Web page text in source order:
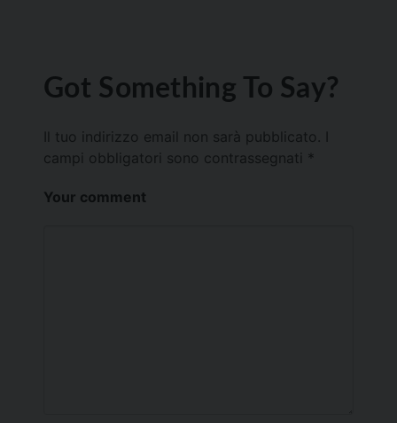
Got Something To Say?
Il tuo indirizzo email non sarà pubblicato.
campi obbligatori sono contrassegnati *
Your comment